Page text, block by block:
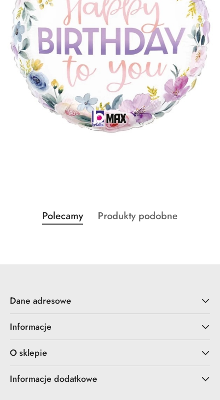
Pomiń karuzelę produktów
Produkty
o
Polecamy
Produkty
Produkty podobne
Dane adresowe
Informacje
O sklepie
Informacje dodatkowe